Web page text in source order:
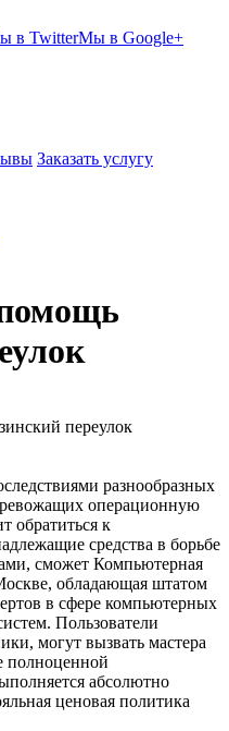
в TwitterМы в Google+
Заказать услугу
разнообразных
операционную
обратиться к
средства в борьбе
сможет Компьютерная
обладающая штатом
в сфере компьютерных
Пользователи
могут вызвать мастера
полноценной
абсолютно
ценовая политика